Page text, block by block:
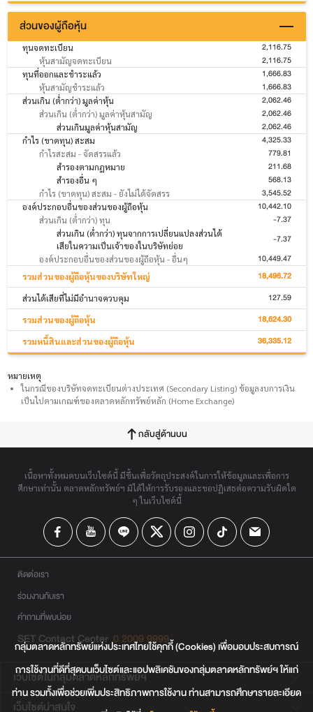
ส่วนของผู้ถือหุ้น
ทุนจดทะเบียน 2,116.75
หุ้นสามัญจดทะเบียน 2,116.75
ทุนที่ออกและชำระแล้ว 1,666.83
หุ้นสามัญชำระแล้ว 1,666.83
ส่วนเกิน (ต่ำกว่า) มูลค่าหุ้น 2,062.46
ส่วนเกิน (ต่ำกว่า) มูลค่าหุ้นสามัญ 2,062.46
ส่วนเกินมูลค่าหุ้นสามัญ 2,062.46
กำไร (ขาดทุน) สะสม 4,325.33
กำไรสะสม - จัดสรรแล้ว 779.81
สำรองตามกฎหมาย 211.68
สำรองอื่น ๆ 568.13
กำไร (ขาดทุน) สะสม - ยังไม่ได้จัดสรร 3,545.52
องค์ประกอบอื่นของส่วนของผู้ถือหุ้น 10,442.10
ส่วนเกิน (ต่ำกว่า) ทุน -7.37
ส่วนเกิน (ต่ำกว่า) ทุนจากการเปลี่ยนแปลงส่วนได้
เสียในความเป็นเจ้าของในบริษัทย่อย
-7.37
องค์ประกอบอื่นของส่วนของผู้ถือหุ้น - อื่นๆ 10,449.47
รวมส่วนของผู้ถือหุ้นของบริษัทใหญ่ 18,496.72
ส่วนได้เสียที่ไม่มีอำนาจควบคุม 127.59
รวมส่วนของผู้ถือหุ้น 18,624.30
รวมหนี้สินและส่วนของผู้ถือหุ้น 36,335.12
หมายเหตุ
ในกรณีของบริษัทจดทะเบียนต่างประเทศ (Secondary Listing) ข้อมูลงบการเงิน
เป็นไปตามเกณฑ์ของตลาดหลักทรัพย์หลัก (Home Exchange)
กลับสู่ด้านบน
เนื้อหาทั้งหมดบนเว็บไซต์นี้ มีขึ้นเพื่อวัตถุประสงค์ในการให้ข้อมูลและเพื่อการ
ศึกษาเท่านั้น ตลาดหลักทรัพย์ฯ มิได้ให้การรับรองและขอปฏิเสธต่อความรับผิดใด
ๆ ในเว็บไซต์นี้
ติดต่อเรา
ร่วมงานกับเรา
คำถามที่พบบ่อย
SET Contact Center 0 2009 9999
เว็บไซต์ในกลุ่มตลาดหลักทรัพย์ฯ
เว็บไซต์น่าสนใจ
กลุ่มตลาดหลักทรัพย์แห่งประเทศไทยใช้คุกกี้ (Cookies) เพื่อมอบประสบการณ์
การใช้งานที่ดีที่สุดบนเว็บไซต์และแอปพลิเคชันของกลุ่มตลาดหลักทรัพย์ฯ ให้แก่
ท่าน รวมทั้งเพื่อช่วยเพิ่มประสิทธิภาพการใช้งาน ท่านสามารถศึกษารายละเอียด